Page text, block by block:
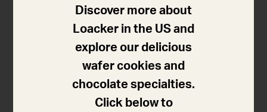
薄い茶色から褐色の色調のミルクチョコレート。濃厚
なミルクとクリームの香りに、キャラメルと数種類の
花から集められたハチミツ、カカオを軽く炒ったほの
かな香りが特徴です。まろやかな甘さとヘーゼルナッ
ツ、カカオ、バニラ、ミルク、クリーム、キャラメ
Discover more about
Loacker in the US and
explore our delicious
wafer cookies and
chocolate specialties.
Click below to